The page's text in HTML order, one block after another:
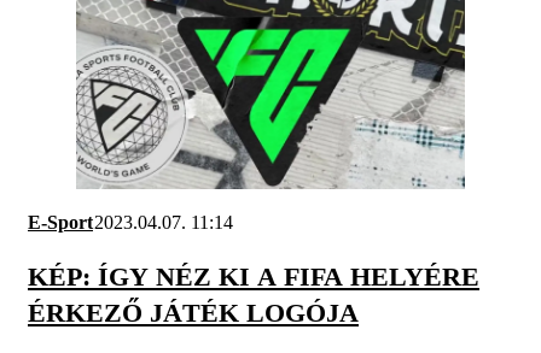
E-Sport2023.04.07. 11:14
KÉP: ÍGY NÉZ KI A FIFA HELYÉRE
ÉRKEZŐ JÁTÉK LOGÓJA